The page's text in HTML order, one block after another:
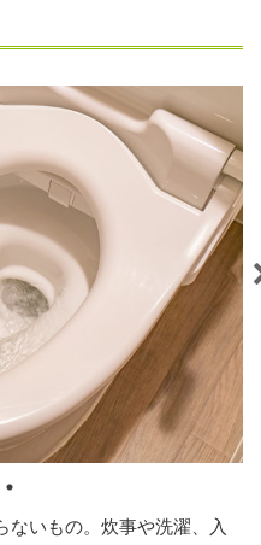
ないもの。炊事や洗濯、入